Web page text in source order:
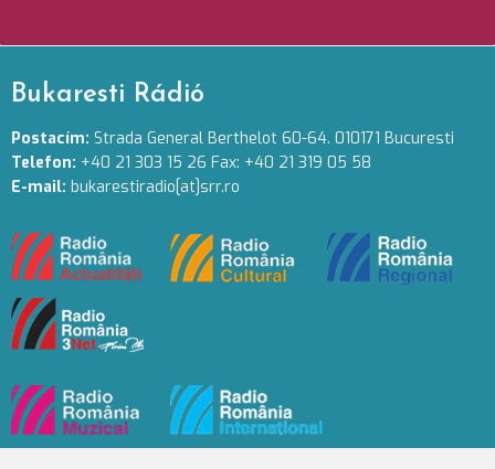
Bukaresti Rádió
Postacím: Strada General Berthelot 60-64. 010171 Bucuresti
Telefon: +40 21 303 15 26 Fax: +40 21 319 05 58
E-mail: bukarestiradio[at]srr.ro